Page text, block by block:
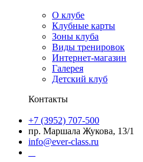
О клубе
Клубные карты
Зоны клуба
Виды тренировок
Интернет-магазин
Галерея
Детский клуб
Контакты
+7 (3952) 707-500
пр. Маршала Жукова, 13/1
info@ever-class.ru